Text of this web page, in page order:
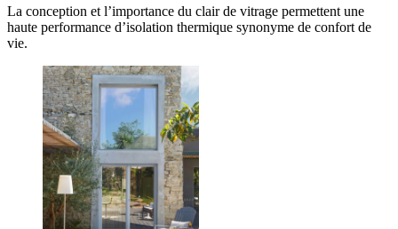
La conception et l’importance du clair de vitrage permettent une
haute performance d’isolation thermique synonyme de confort de
vie.